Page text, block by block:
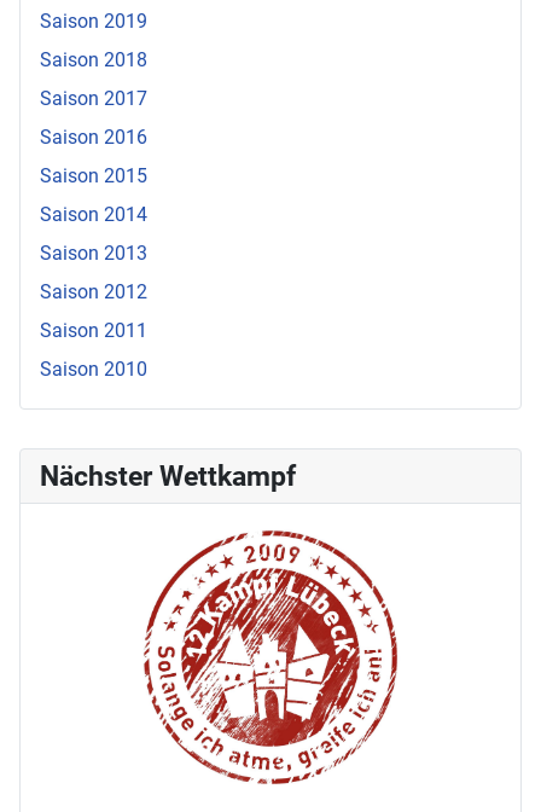
Nächster Wettkampf
Saison 2019
Saison 2018
Saison 2017
Saison 2016
Saison 2015
Saison 2014
Saison 2013
Saison 2012
Saison 2011
Saison 2010